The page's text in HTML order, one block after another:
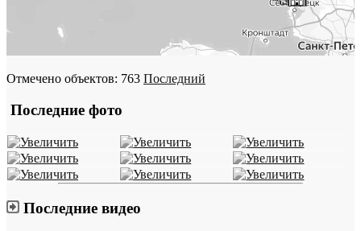
Отмечено объектов: 763 Последний
Последние фото
Последние видео